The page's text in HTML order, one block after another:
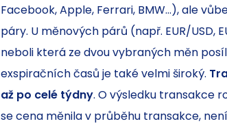
Facebook, Apple, Ferrari, BMW…), ale
páry. U měnových párů (např. EUR/USD,
neboli která ze dvou vybraných měn
exspiračních časů je také velmi široký.
až po celé týdny. O výsledku transakce
se cena měnila v průběhu transakce,